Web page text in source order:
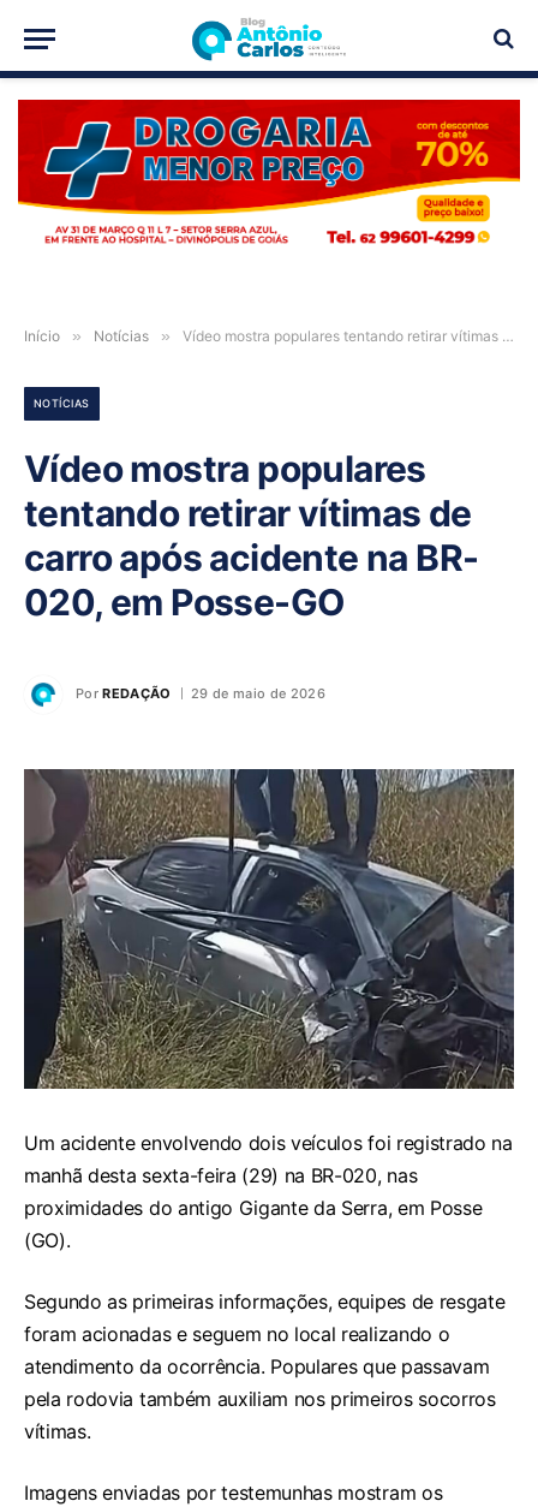
PUBLICIDADE
Início » Notícias » Vídeo mostra populares tentando retirar vítimas de carro após acidente na BR-020, em Posse-GO
NOTÍCIAS
Vídeo mostra populares
tentando retirar vítimas de
carro após acidente na BR-
020, em Posse-GO
Por REDAÇÃO 29 de maio de 2026
Um acidente envolvendo dois veículos foi registrado na
manhã desta sexta-feira (29) na BR-020, nas
proximidades do antigo Gigante da Serra, em Posse
(GO).
Segundo as primeiras informações, equipes de resgate
foram acionadas e seguem no local realizando o
atendimento da ocorrência. Populares que passavam
pela rodovia também auxiliam nos primeiros socorros
vítimas.
Imagens enviadas por testemunhas mostram os